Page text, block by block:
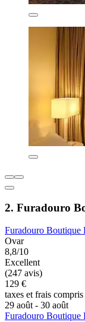
2. Furadouro
Furadouro Boutique
Ovar
8,8/10
Excellent
(247 avis)
129 €
taxes et frais compris
29 août - 30 août
Furadouro Boutique